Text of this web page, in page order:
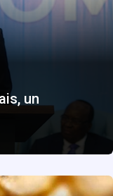
un